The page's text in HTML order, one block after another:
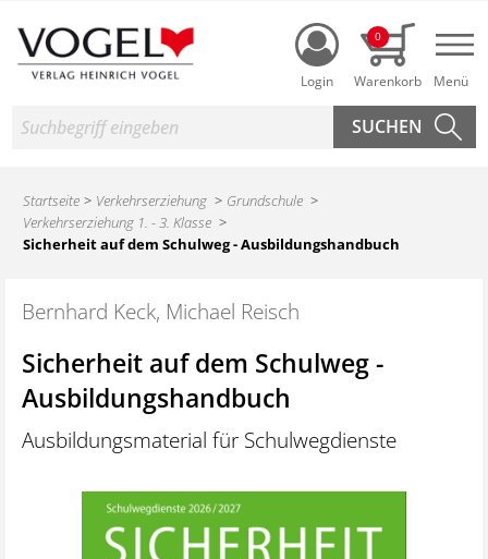
Login
0
Suche
Startseite Verkehrserziehung
Grundschule
Verkehrserziehung 1. - 3. Klasse
Sicherheit auf dem Schulweg - Ausbildungshandbuch
Bernhard Keck, Michael Reisch
Sicherheit auf dem Schulweg -
Ausbildungshandbuch
Ausbildungsmaterial für Schulwegdienste